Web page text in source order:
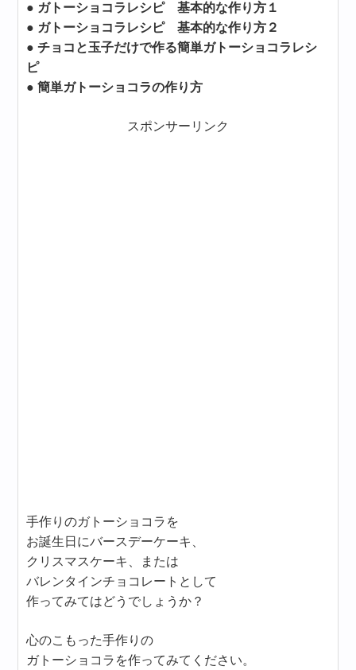
● ガトーショコラレシピ 基本的な作り方１
● ガトーショコラレシピ 基本的な作り方２
● チョコと玉子だけで作る簡単ガトーショコラレシ
ピ
● 簡単ガトーショコラの作り方
スポンサーリンク
手作りのガトーショコラを
お誕生日にバースデーケーキ、
クリスマスケーキ、または
バレンタインチョコレートとして
作ってみてはどうでしょうか？
心のこもった手作りの
ガトーショコラを作ってみてください。